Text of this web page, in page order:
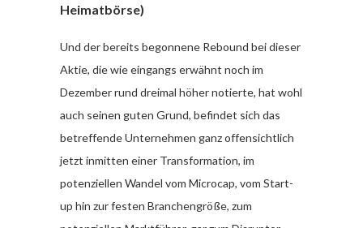
Heimatbörse)
Und der bereits begonnene Rebound bei dieser
Aktie, die wie eingangs erwähnt noch im
Dezember rund dreimal höher notierte, hat wohl
auch seinen guten Grund, befindet sich das
betreffende Unternehmen ganz offensichtlich
jetzt inmitten einer Transformation, im
potenziellen Wandel vom Microcap, vom Start-
up hin zur festen Branchengröße, zum